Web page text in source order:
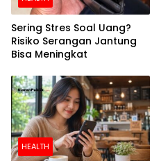
Sering Stres Soal Uang?
Risiko Serangan Jantung
Bisa Meningkat
HEALTH